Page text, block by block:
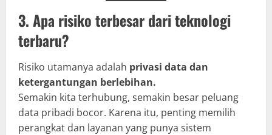
3. Apa risiko terbesar dari teknologi
terbaru?
Risiko utamanya adalah privasi data dan
ketergantungan berlebihan.
Semakin kita terhubung, semakin besar peluang
data pribadi bocor. Karena itu, penting memilih
perangkat dan layanan yang punya sistem